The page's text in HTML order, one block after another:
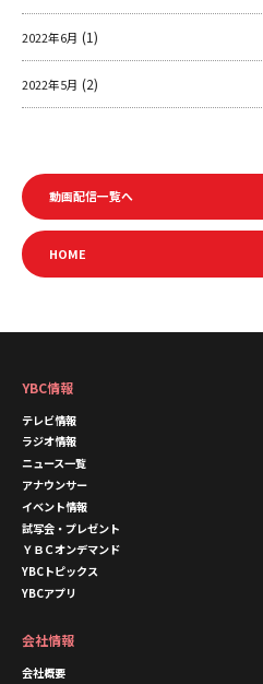
2022年6月 (1)
2022年5月 (2)
動画配信一覧へ
HOME
YBC情報
テレビ情報
ラジオ情報
ニュース一覧
アナウンサー
イベント情報
試写会・プレゼント
ＹＢＣオンデマンド
YBCトピックス
YBCアプリ
会社情報
会社概要